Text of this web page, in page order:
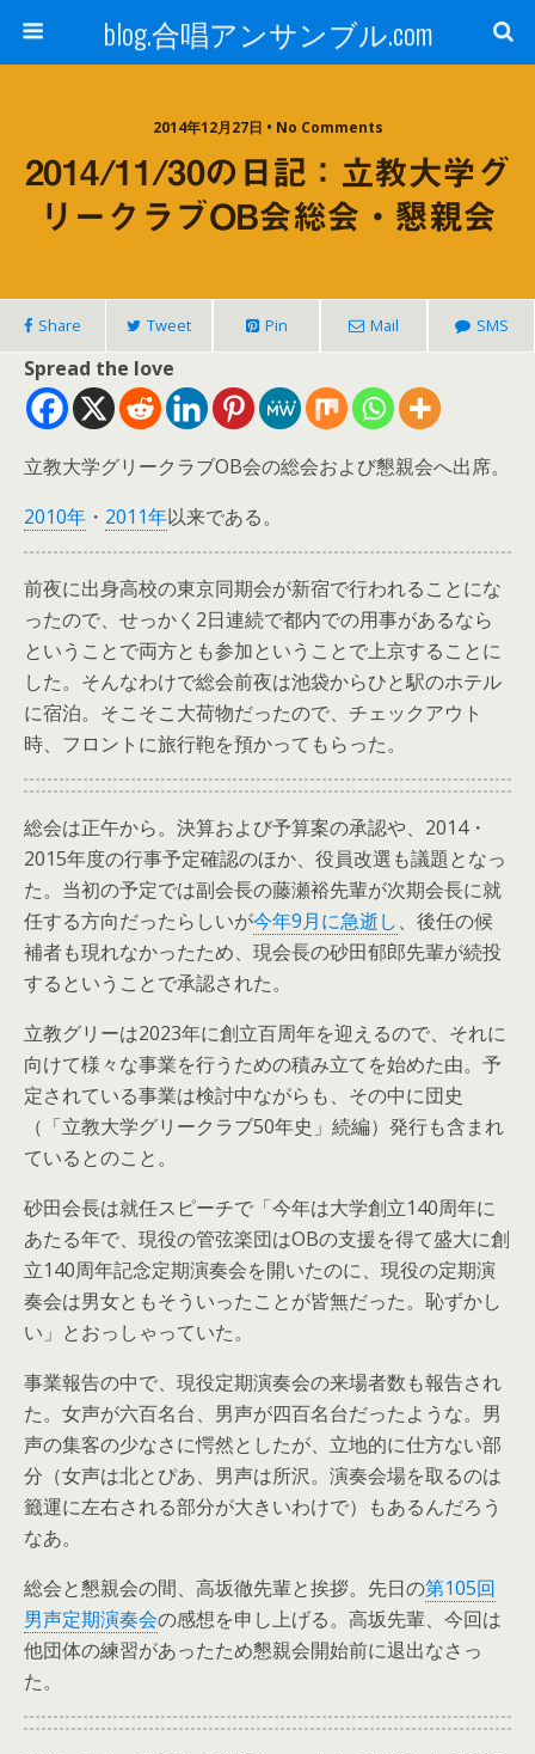
blog.合唱アンサンブル.com
2014年12月27日 • No Comments
2014/11/30の日記：立教大学グ
リークラブOB会総会・懇親会
Share Tweet Pin Mail SMS
Spread the love
立教大学グリークラブOB会の総会および懇親会へ出席。
2010年 ・ 2011年以来である。
前夜に出身高校の東京同期会が新宿で行われることにな
ったので、せっかく2日連続で都内での用事があるなら
ということで両方とも参加ということで上京することに
した。そんなわけで総会前夜は池袋からひと駅のホテル
に宿泊。そこそこ大荷物だったので、チェックアウト
時、フロントに旅行鞄を預かってもらった。
総会は正午から。決算および予算案の承認や、2014・
2015年度の行事予定確認のほか、役員改選も議題となっ
た。当初の予定では副会長の藤瀬裕先輩が次期会長に就
任する方向だったらしいが今年9月に急逝し、後任の候
補者も現れなかったため、現会長の砂田郁郎先輩が続投
するということで承認された。
立教グリーは2023年に創立百周年を迎えるので、それに
向けて様々な事業を行うための積み立てを始めた由。予
定されている事業は検討中ながらも、その中に団史
（「立教大学グリークラブ50年史」続編）発行も含まれ
ているとのこと。
砂田会長は就任スピーチで「今年は大学創立140周年に
あたる年で、現役の管弦楽団はOBの支援を得て盛大に創
立140周年記念定期演奏会を開いたのに、現役の定期演
奏会は男女ともそういったことが皆無だった。恥ずかし
い」とおっしゃっていた。
事業報告の中で、現役定期演奏会の来場者数も報告され
た。女声が六百名台、男声が四百名台だったような。男
声の集客の少なさに愕然としたが、立地的に仕方ない部
分（女声は北とぴあ、男声は所沢。演奏会場を取るのは
籤運に左右される部分が大きいわけで）もあるんだろう
なあ。
総会と懇親会の間、高坂徹先輩と挨拶。先日の第105回
男声定期演奏会の感想を申し上げる。高坂先輩、今回は
他団体の練習があったため懇親会開始前に退出なさっ
た。